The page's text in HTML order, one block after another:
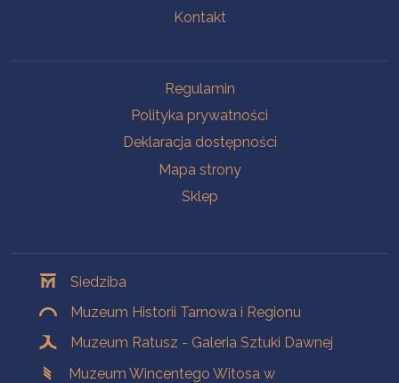
Kontakt
Regulamin
Polityka prywatności
Deklaracja dostępności
Mapa strony
Sklep
Siedziba
Muzeum Historii Tarnowa i Regionu
Muzeum Ratusz - Galeria Sztuki Dawnej
Muzeum Wincentego Witosa w